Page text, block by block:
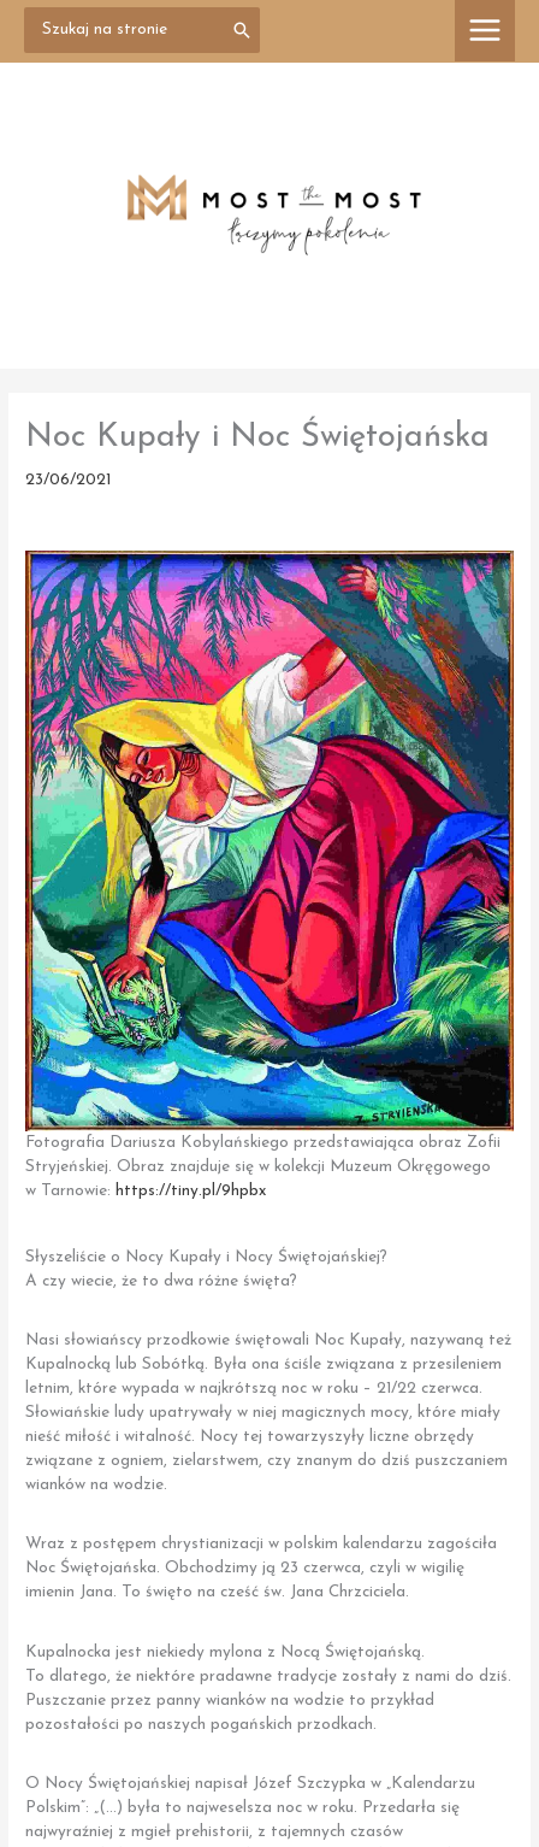
Przejdź
treści
for:
Noc Kupały i Noc Świętojańska
23/06/2021
Fotografia Dariusza Kobylańskiego przedstawiająca obraz Zofii
Stryjeńskiej. Obraz znajduje się w kolekcji Muzeum Okręgowego
w Tarnowie: https://tiny.pl/9hpbx
Słyszeliście o Nocy Kupały i Nocy Świętojańskiej?
A czy wiecie, że to dwa różne święta?
Nasi słowiańscy przodkowie świętowali Noc Kupały, nazywaną też
Kupalnocką lub Sobótką. Była ona ściśle związana z przesileniem
letnim, które wypada w najkrótszą noc w roku – 21/22 czerwca.
Słowiańskie ludy upatrywały w niej magicznych mocy, które miały
nieść miłość i witalność. Nocy tej towarzyszyły liczne obrzędy
związane z ogniem, zielarstwem, czy znanym do dziś puszczaniem
wianków na wodzie.
Wraz z postępem chrystianizacji w polskim kalendarzu zagościła
Noc Świętojańska. Obchodzimy ją 23 czerwca, czyli w wigilię
imienin Jana. To święto na cześć św. Jana Chrzciciela.
Kupalnocka jest niekiedy mylona z Nocą Świętojańską.
To dlatego, że niektóre pradawne tradycje zostały z nami do dziś.
Puszczanie przez panny wianków na wodzie to przykład
pozostałości po naszych pogańskich przodkach.
O Nocy Świętojańskiej napisał Józef Szczypka w „Kalendarzu
Polskim”: „(…) była to najweselsza noc w roku. Przedarła się
najwyraźniej z mgieł prehistorii, z tajemnych czasów